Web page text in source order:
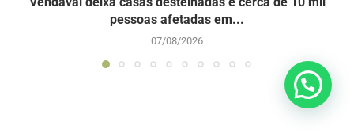
pessoas afetadas em...
07/08/2026